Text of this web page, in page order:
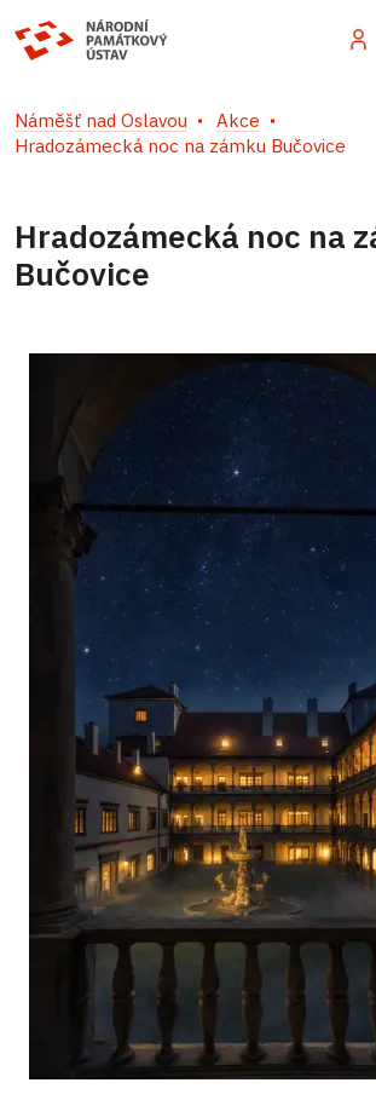
Náměšť nad Oslavou
Akce
Hradozámecká noc na zámku Bučovice
Hradozámecká noc na
Bučovice